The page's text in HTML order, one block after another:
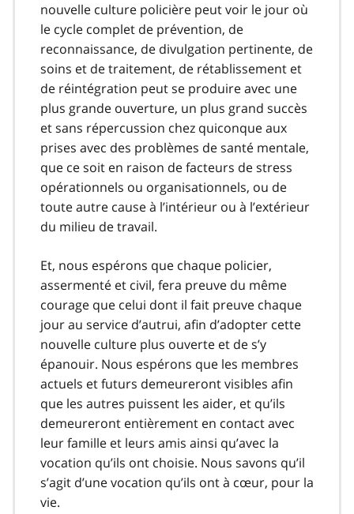
nouvelle culture policière peut voir le jour où
le cycle complet de prévention, de
reconnaissance, de divulgation pertinente, de
soins et de traitement, de rétablissement et
de réintégration peut se produire avec une
plus grande ouverture, un plus grand succès
et sans répercussion chez quiconque aux
prises avec des problèmes de santé mentale,
que ce soit en raison de facteurs de stress
opérationnels ou organisationnels, ou de
toute autre cause à l’intérieur ou à l’extérieur
du milieu de travail.
Et, nous espérons que chaque policier,
assermenté et civil, fera preuve du même
courage que celui dont il fait preuve chaque
jour au service d’autrui, afin d’adopter cette
nouvelle culture plus ouverte et de s’y
épanouir. Nous espérons que les membres
actuels et futurs demeureront visibles afin
que les autres puissent les aider, et qu’ils
demeureront entièrement en contact avec
leur famille et leurs amis ainsi qu’avec la
vocation qu’ils ont choisie. Nous savons qu’il
s’agit d’une vocation qu’ils ont à cœur, pour la
vie.